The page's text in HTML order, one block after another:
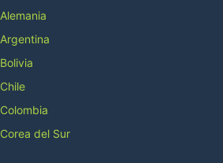
Alemania
Argentina
Bolivia
Chile
Colombia
Corea del Sur